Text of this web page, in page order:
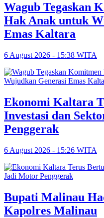
Wagub Tegaskan
Hak Anak untuk
Emas Kaltara
6 August 2026 - 15:38 WITA
Ekonomi Kaltara
Investasi dan
Penggerak
6 August 2026 - 15:26 WITA
Bupati Malinau
Kapolres Malinau